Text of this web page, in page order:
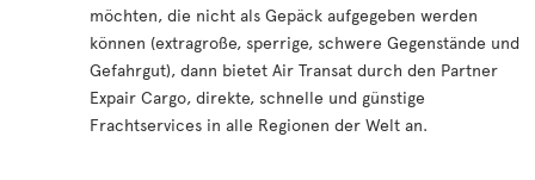
möchten, die nicht als Gepäck aufgegeben werden
können (extragroße, sperrige, schwere Gegenstände und
Gefahrgut), dann bietet Air Transat durch den Partner
Expair Cargo, direkte, schnelle und günstige
Frachtservices in alle Regionen der Welt an.